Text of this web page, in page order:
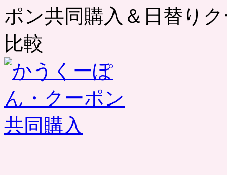
ポン共同購入＆日替り
比較